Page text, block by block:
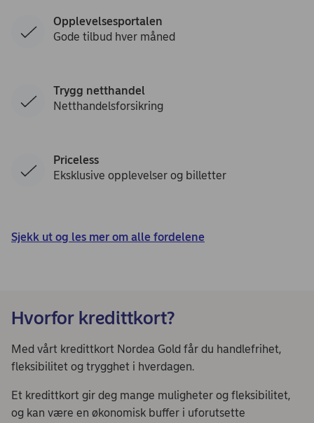
Opplevelsesportalen
Gode tilbud hver måned
Trygg netthandel
Netthandelsforsikring
Priceless
Eksklusive opplevelser og billetter
Sjekk ut og les mer om alle fordelene
Hvorfor kredittkort?
Med vårt kredittkort Nordea Gold får du handlefrihet,
fleksibilitet og trygghet i hverdagen.
Et kredittkort gir deg mange muligheter og fleksibilitet,
og kan være en økonomisk buffer i uforutsette